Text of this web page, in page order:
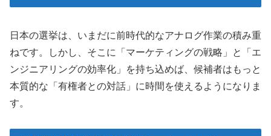
日本の選挙は、いまだに前時代的なアナログ作業の積み重
ねです。しかし、そこに「マーケティングの戦略」と「エ
ンジニアリングの効率化」を持ち込めば、候補者はもっと
本質的な「有権者との対話」に時間を使えるようになりま
す。